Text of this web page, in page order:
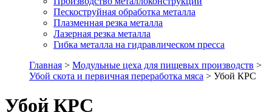
Пескоструйная обработка металла
Плазменная резка металла
Лазерная резка металла
Гибка металла на гидравлическом пресса
Главная > Модульные цеха для пищевых производств >
Убой скота и первичная переработка мяса > Убой КРС
Убой КРС